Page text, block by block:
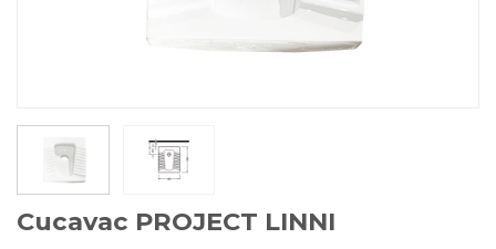
Cucavac PROJECT LINNI